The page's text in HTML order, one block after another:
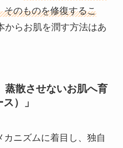
そのものを修復するこ
からお肌を潤す方法はあ
蒸散させないお肌へ育
）」
ニズムに着目し、独自